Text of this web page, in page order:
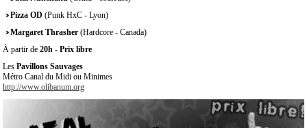
évènements
à
venir
Annoncer
un
évènement
Pizza OD (Punk HxC - Lyon)
Margaret Thrasher (Hardcore - Canada)
À partir de 20h - Prix libre
Les Pavillons Sauvages
Métro Canal du Midi ou Minimes
http://www.olibanum.org